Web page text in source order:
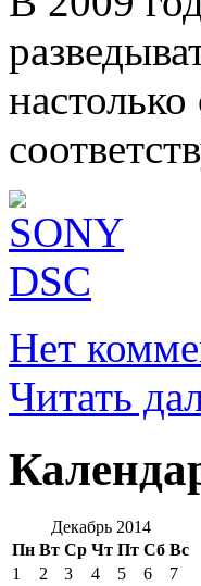
Нет
Читать
Декабрь 2014
Пн Вт Ср Чт Пт Сб Вс
1
2 3 4 5 6
7